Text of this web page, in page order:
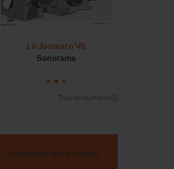
Le Journal n°45
Sonorama
Tous les numéros
Abonnement libre au Journal